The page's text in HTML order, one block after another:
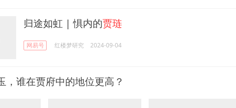
归途如虹 | 惧内的贾琏
网易号 红楼梦研究 2024-09-04
，谁在贾府中的地位更高？